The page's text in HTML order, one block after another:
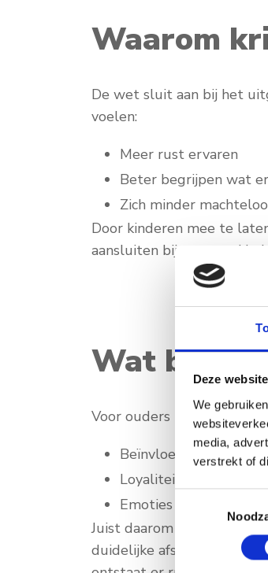
Deze
We
media,
verstrekt of
Waarom
De wet sluit aan bij het
voelen:
Meer rust ervaren
Beter begrijpen wat
Zich minder
Door kinderen mee te
aansluiten bij wat een
Wat
Voor ouders kan deze
Beïnvloeding van het
Loyaliteitsconflicten
Emoties die moeilijk
Juist daarom is
duidelijke afspraken en